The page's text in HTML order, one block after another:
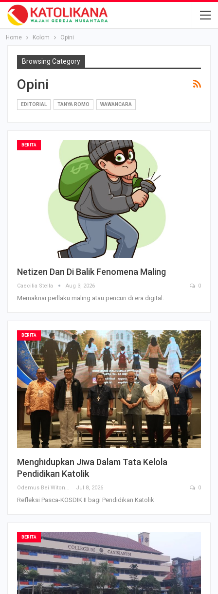
Home Kolom Opini
Browsing Category
Opini
EDITORIAL TANYA ROMO WAWANCARA
BERITA
Netizen Dan Di Balik Fenomena Maling
Caecilia Stella Aug 3, 2026 0
Memaknai perllaku maling atau pencuri di era digital.
BERITA
Menghidupkan Jiwa Dalam Tata Kelola
Pendidikan Katolik
Odemus Bei Witono Jul 8, 2026 0
Refleksi Pasca-KOSDIK II bagi Pendidikan Katolik
BERITA